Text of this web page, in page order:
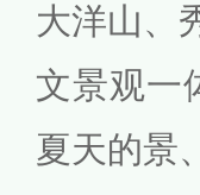
大洋山、
文景观一
夏天的景